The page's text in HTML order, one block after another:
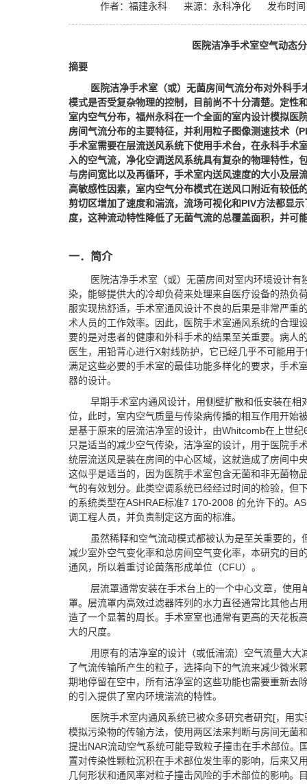
作者：福建永科 来源：永科净化 发布时间
医院洁净手术室空气动态
摘要
医院洁净手术室（或）无菌房间气流分布对外科
模式是否受复杂物理的控制，目前尚不十分清楚。定性
室内空气分布，福州永科在一个全面的室内设计模拟医
房间气流分布的主要特征，并利用粒子图像测速技术（
手术室需要在层流送风系统下使用手术台，在永科手术
入的空气流，净化空调送风系统具有复杂的物理特性，
与房间宽比以及再循环，手术室内送风速度的大小及层
高敏感性因素，室内空气分布模式在送风口附近有较低
剪切区增加了速度和湍流，流场可视化和PIV方法都显示
度，这种流动特性降低了无菌气流的总覆盖面积，并可
一．简介
医院洁净手术室（或）无菌房间对室内环境设计有
染，能够提供大的冷却负荷来处理来自医疗设备的热负
服实现热舒适，手术室通风设计不良的后果是非常严重
术人员的工作效率。因此，医院手术室通风系统的合理
要的是对患者的健康和外科手术的结果至关重要。病人
医生，用铅背心进行X射线防护，它已经几乎不可能用
满足这些必要的手术室的最佳功能多样化的要求，手术
器的设计。
早期手术室内通风设计，用侧壁扩散和低安装在相
位，此时，室内空气质量与传染病传播的相互作用开始
是基于原来的层流洁净室的设计，由Whitcomb在上世
只是适当的减少空气传染，洁净室的设计，用于医院手
统层流送风是装在房间的中心区域，这就造成了房间中
这似乎是适当的，因为医院手术室包含无菌和非无菌物
气的有效划分。此类空调系统已经经过时间的检验，但
的系统类型在ASHRAE标准7 170-2008 的允许下的。
调工程人员，并负责制定这方面的标准。
虽然稀释和空气流动模式都被认为是至关重要的
减少室外空气变化率和总房间空气变化率，本研究的目
通风，所以着重讨论菌落形成单位（CFU）。
层流罩通常安装在手术台上的一个中心文章，使
罩。层流罩内高效过滤器阵列的水力直径通常比其他占
造了一个显著的周长。手术室室也通常有更高的天花板
大的尺度。
用原有的洁净室的设计（或低湍流）空气流量大
了气流传输所产生的粒子，选择向下的气流来减少微米
期地停留在空中，所有洁净室的这些功能也需要重新去
的引入提供了室内环境湍流的特性。
医院手术室内通风系统已被众多研究者研究[，用
模拟污染物的传输方法，使用两区法来判断与房间无菌
提出NAR流动空气系统可能导致粒子撞击在手术部位。
置对传染性颗粒沉积在手术部位发生率的影响，后来又
几何形状和通风率对粒子撞击风险的手术部位的影响。